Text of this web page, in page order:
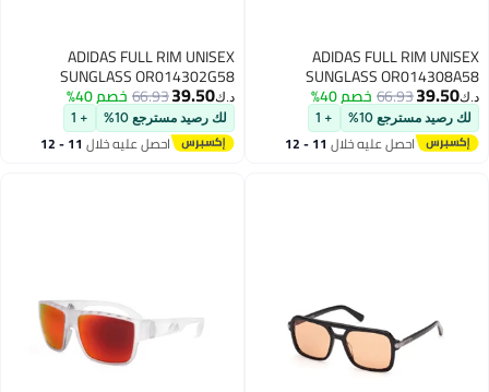
ADIDAS FULL RIM UNISEX
SUNGLASS OR014308A58
د.ك‏39.50
66.93خصم 40%
لك رصيد مسترجع 10% + 1
احصل عليه خلال 11 - 12
ADIDAS FULL RIM UNISEX
SUNGLASS OR014302G58
د.ك‏39.50
66.93خصم 40%
لك رصيد مسترجع 10% + 1
احصل عليه خلال 11 - 12